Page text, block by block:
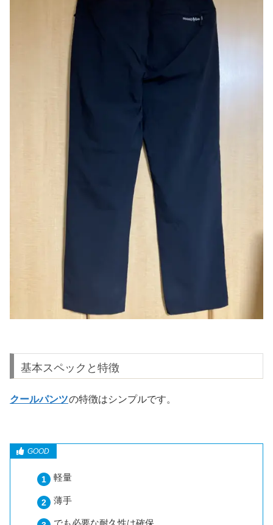
基本スペックと特徴
クールパンツの特徴はシンプルです。
軽量
薄手